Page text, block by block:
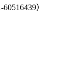
60516439）